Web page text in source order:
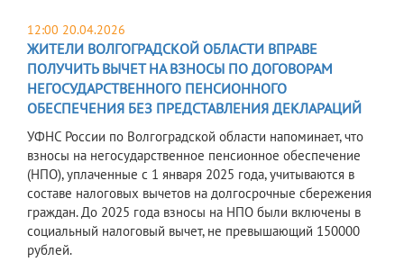
12:00 20.04.2026
ЖИТЕЛИ ВОЛГОГРАДСКОЙ ОБЛАСТИ ВПРАВЕ
ПОЛУЧИТЬ ВЫЧЕТ НА ВЗНОСЫ ПО ДОГОВОРАМ
НЕГОСУДАРСТВЕННОГО ПЕНСИОННОГО
ОБЕСПЕЧЕНИЯ БЕЗ ПРЕДСТАВЛЕНИЯ ДЕКЛАРАЦИЙ
УФНС России по Волгоградской области напоминает, что
взносы на негосударственное пенсионное обеспечение
(НПО), уплаченные с 1 января 2025 года, учитываются в
составе налоговых вычетов на долгосрочные сбережения
граждан. До 2025 года взносы на НПО были включены в
социальный налоговый вычет, не превышающий 150000
рублей.